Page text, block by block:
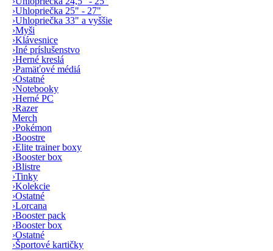
›Uhlopriečka 25" - 27"
›Uhlopriečka 33" a vyššie
›Myši
›Klávesnice
›Iné príslušenstvo
›Herné kreslá
›Pamäťové médiá
›Ostatné
›Notebooky
›Herné PC
›Razer
Merch
›Pokémon
›Boostre
›Elite trainer boxy
›Booster box
›Blistre
›Tinky
›Kolekcie
›Ostatné
›Lorcana
›Booster pack
›Booster box
›Ostatné
›Športové kartičky